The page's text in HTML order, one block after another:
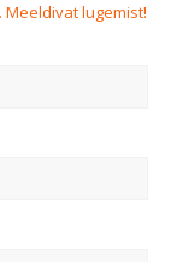
lugemist!